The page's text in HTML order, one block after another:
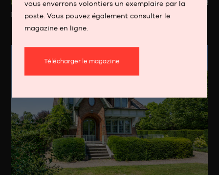
Deurle
vous enverrons volontiers un exemplaire par la
poste. Vous pouvez également consulter le
magazine en ligne.
Télécharger le magazine